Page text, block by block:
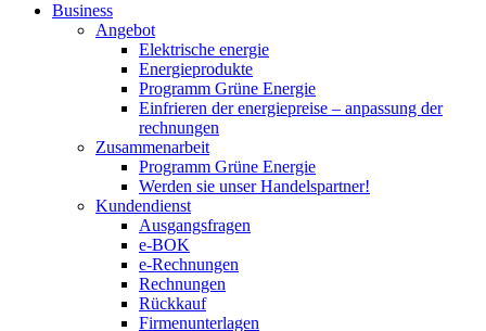
Business
Angebot
Elektrische energie
Energieprodukte
Programm Grüne Energie
Einfrieren der energiepreise – anpassung der
rechnungen
Zusammenarbeit
Programm Grüne Energie
Werden sie unser Handelspartner!
Kundendienst
Ausgangsfragen
e-BOK
e-Rechnungen
Rechnungen
Rückkauf
Firmenunterlagen